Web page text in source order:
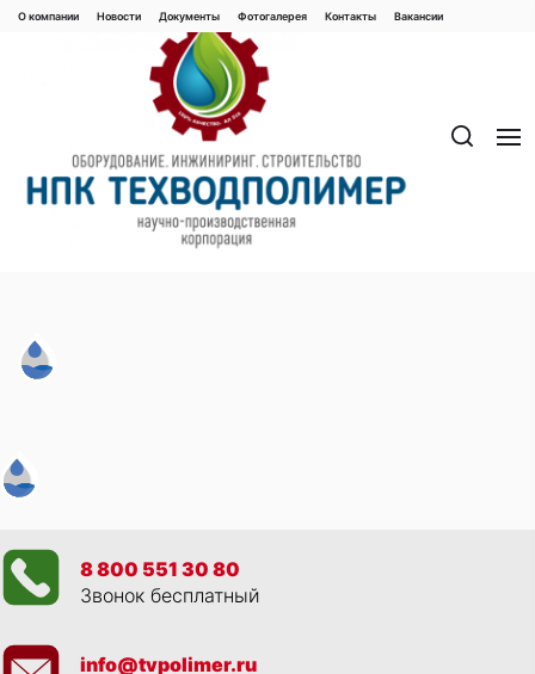
Перейти
О компании Новости Документы Фотогалерея Контaкты Вакaнсии
8 800 551 30 80
Звонок бесплатный
info@tvpolimer.ru